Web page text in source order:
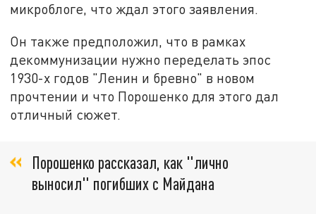
микроблоге, что ждал этого заявления.
Он также предположил, что в рамках
декоммунизации нужно переделать эпос
1930-х годов "Ленин и бревно" в новом
прочтении и что Порошенко для этого дал
отличный сюжет.
Порошенко рассказал, как "лично
выносил" погибших с Майдана